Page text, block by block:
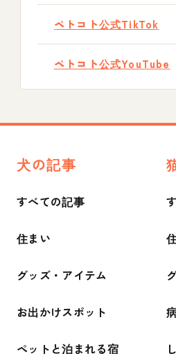
ペトコト公式TikTok
ペトコト公式YouTube
犬の記事
すべての記事
住まい
グッズ・アイテム
お出かけスポット
ペットと泊まれる宿